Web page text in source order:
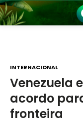
INTERNACIONAL
Venezuela
acordo
fronteira